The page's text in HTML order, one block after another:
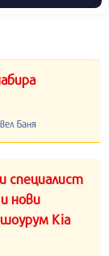
Баня
нови
Kia